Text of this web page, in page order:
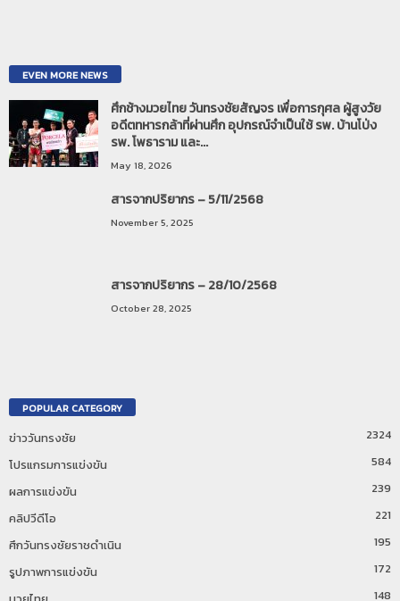
EVEN MORE NEWS
ศึกช้างมวยไทย วันทรงชัยสัญจร เพื่อการกุศล ผู้สูงวัย
อดีตทหารกล้าที่ผ่านศึก อุปกรณ์จำเป็นใช้ รพ. บ้านโป่ง
รพ. โพธาราม และ...
May 18, 2026
สารจากปริยากร – 5/11/2568
November 5, 2025
สารจากปริยากร – 28/10/2568
October 28, 2025
POPULAR CATEGORY
ข่าววันทรงชัย
2324
โปรแกรมการแข่งขัน
584
ผลการแข่งขัน
239
คลิปวีดีโอ
221
ศึกวันทรงชัยราชดำเนิน
195
รูปภาพการแข่งขัน
172
148